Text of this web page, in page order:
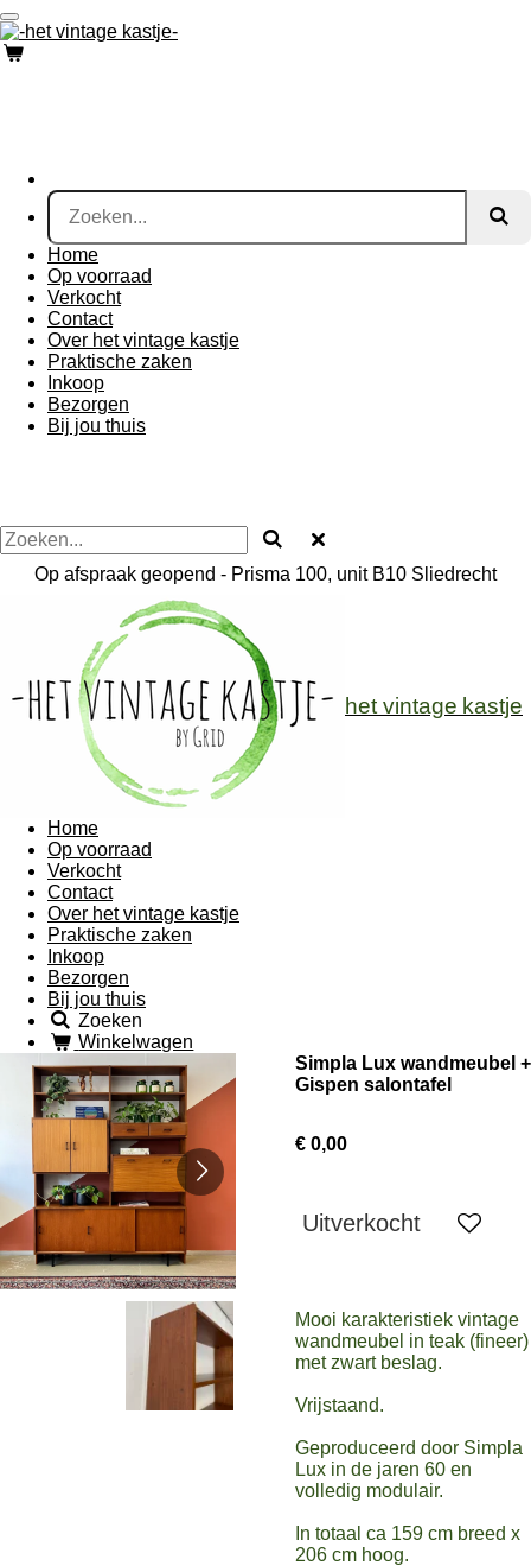
Ga
direct
naar
Home
Op voorraad
Verkocht
Contact
Over het vintage kastje
Praktische zaken
Inkoop
Bezorgen
Bij jou thuis
Op afspraak geopend - Prisma 100, unit B10 Sliedrecht
het vintage kastje
Home
Op voorraad
Verkocht
Contact
Over het vintage kastje
Praktische zaken
Inkoop
Bezorgen
Bij jou thuis
Zoeken
Winkelwagen
Simpla Lux wandmeubel +
Gispen salontafel
€ 0,00
Uitverkocht
Mooi karakteristiek vintage
wandmeubel in teak (fineer)
met zwart beslag.
Vrijstaand.
Geproduceerd door Simpla
Lux in de jaren 60 en
volledig modulair.
In totaal ca 159 cm breed x
206 cm hoog.